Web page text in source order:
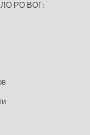
ЛО РО ВОГ: